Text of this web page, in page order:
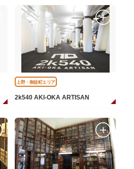
上野・御徒町エリア
2k540 AKI-OKA ARTISAN